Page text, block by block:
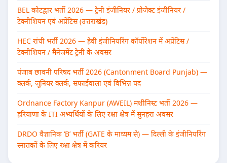
BEL कोटद्वार भर्ती 2026 — ट्रेनी इंजीनियर / प्रोजेक्ट इंजीनियर /
टेक्नीशियन एवं अप्रेंटिस (उत्तराखंड)
HEC रांची भर्ती 2026 — हेवी इंजीनियरिंग कॉर्पोरेशन में अप्रेंटिस /
टेक्नीशियन / मैनेजमेंट ट्रेनी के अवसर
पंजाब छावनी परिषद भर्ती 2026 (Cantonment Board Punjab) —
क्लर्क, जूनियर क्लर्क, सफाईवाला एवं विभिन्न पद
Ordnance Factory Kanpur (AWEIL) मशीनिस्ट भर्ती 2026 —
हरियाणा के ITI अभ्यर्थियों के लिए रक्षा क्षेत्र में सुनहरा अवसर
DRDO वैज्ञानिक ‘B’ भर्ती (GATE के माध्यम से) — दिल्ली के इंजीनियरिंग
स्नातकों के लिए रक्षा क्षेत्र में करियर